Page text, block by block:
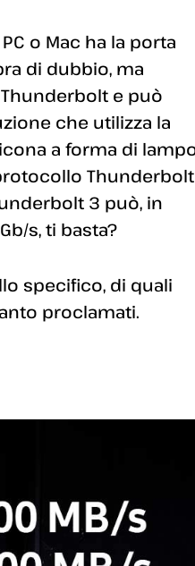
o Mac ha la porta
di dubbio, ma
e può
che utilizza la
a forma di
3 può, in
s, ti basta?
specifico, di quali
proclamati.